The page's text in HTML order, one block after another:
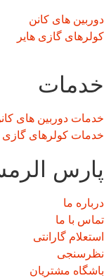
پارس
درباره ما
تماس با ما
استعلام گارانتی
نظرسنجی
باشگاه مشتریان
خدمات
خدمات دوربین های
خدمات کولرهای گازی
دوربین های کانن
کولرهای گازی هایر